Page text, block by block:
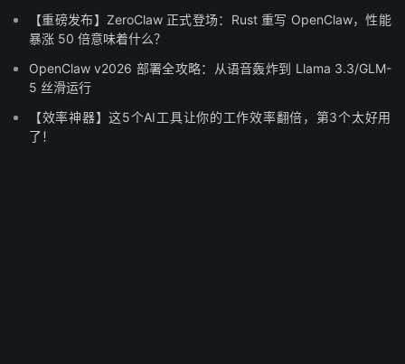
【重磅发布】ZeroClaw 正式登场：Rust 重写 OpenClaw，性能
暴涨 50 倍意味着什么？
OpenClaw v2026 部署全攻略：从语音轰炸到 Llama 3.3/GLM-
5 丝滑运行
【效率神器】这5个AI工具让你的工作效率翻倍，第3个太好用
了！